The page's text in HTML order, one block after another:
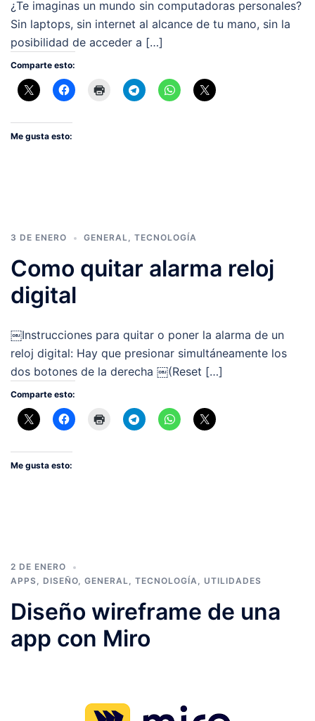
¿Te imaginas un mundo sin computadoras personales?
Sin laptops, sin internet al alcance de tu mano, sin la
posibilidad de acceder a […]
Comparte esto:
Me gusta esto:
3 DE ENERO GENERAL, TECNOLOGÍA
Como quitar alarma reloj
digital
￼Instrucciones para quitar o poner la alarma de un
reloj digital: Hay que presionar simultáneamente los
dos botones de la derecha ￼(Reset […]
Comparte esto:
Me gusta esto:
2 DE ENERO
APPS, DISEÑO, GENERAL, TECNOLOGÍA, UTILIDADES
Diseño wireframe de una
app con Miro